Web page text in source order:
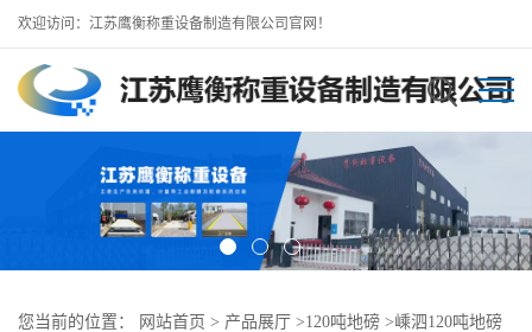
欢迎访问：江苏鹰衡称重设备制造有限公司官网！
您当前的位置： 网站首页 > 产品展厅 >120吨地磅 >嵊泗120吨地磅